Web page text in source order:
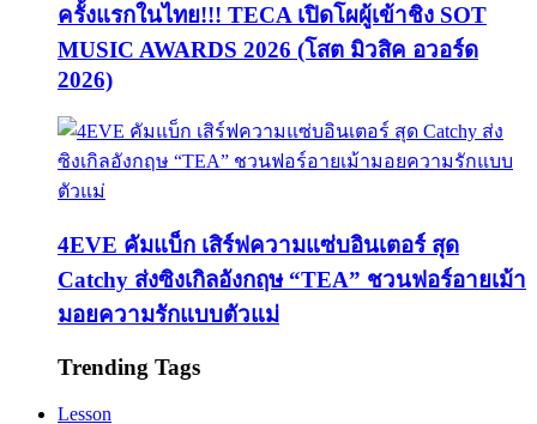
ครั้งแรกในไทย!!! TECA เปิดโผผู้เข้าชิง SOT
MUSIC AWARDS 2026 (โสต มิวสิค อวอร์ด
2026)
4EVE คัมแบ็ก เสิร์ฟความแซ่บอินเตอร์ สุด
Catchy ส่งซิงเกิลอังกฤษ “TEA” ชวนฟอร์อายเม้า
มอยความรักแบบตัวแม่
Trending Tags
Lesson